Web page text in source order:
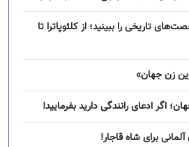
تاریخی را ببینید؛ از کلئوپاترا تا
زن جهان»
برای شاه قاجار!